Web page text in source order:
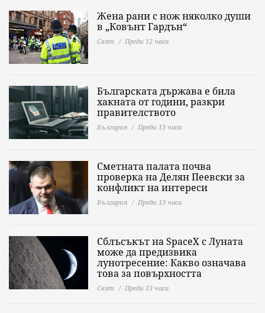
Жена рани с нож няколко души
в „Ковънт Гардън“
Свят Преди 12 часа
Българската държава е била
хакната от години, разкри
правителството
България Преди 13 часа
Сметната палата почва
проверка на Делян Пеевски за
конфликт на интереси
България Преди 13 часа
Сблъсъкът на SpaceX с Луната
може да предизвика
лунотресение: Какво означава
това за повърхността
Свят Преди 13 часа